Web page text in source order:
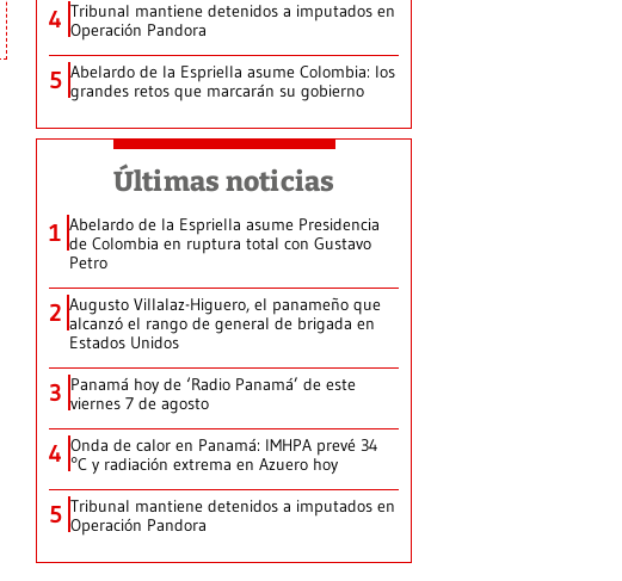
4 Tribunal mantiene detenidos a imputados en
Operación Pandora
5 Abelardo de la Espriella asume Colombia: los
grandes retos que marcarán su gobierno
Últimas noticias
1 Abelardo de la Espriella asume Presidencia
de Colombia en ruptura total con Gustavo
Petro
2 Augusto Villalaz-Higuero, el panameño que
alcanzó el rango de general de brigada en
Estados Unidos
3 Panamá hoy de ‘Radio Panamá’ de este
viernes 7 de agosto
4 Onda de calor en Panamá: IMHPA prevé 34
°C y radiación extrema en Azuero hoy
5 Tribunal mantiene detenidos a imputados en
Operación Pandora